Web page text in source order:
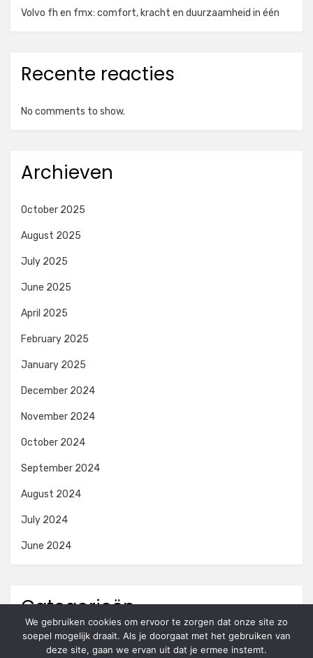
Volvo fh en fmx: comfort, kracht en duurzaamheid in één
Recente reacties
No comments to show.
Archieven
October 2025
August 2025
July 2025
June 2025
April 2025
February 2025
January 2025
December 2024
November 2024
October 2024
September 2024
August 2024
July 2024
June 2024
Categorieën
Niet gecategoriseerd
We gebruiken cookies om ervoor te zorgen dat onze site zo
soepel mogelijk draait. Als je doorgaat met het gebruiken van
deze site, gaan we ervan uit dat je ermee instemt.